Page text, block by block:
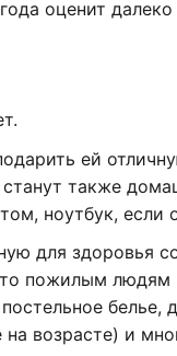
оценит
ей
также
ноутбук, если
для здоровья
пожилым людям
белье,
возрасте) и